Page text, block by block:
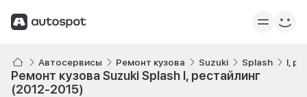
Автосервисы Ремонт кузова Suzuki Splash I,
Ремонт кузова Suzuki Splash I, рестайлинг
(2012-2015)